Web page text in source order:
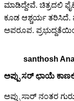
ಮಾಡಿದ್ದೇವೆ. ಚಿತ್ರದಲಿ
ಕೂಡ ಆಶ್ಚರ್ಯ
ಅಪರೂಪ.
santhosh
ಅಪ್ಪು ಸರ್ ಛಾಯೆ
ಅಪ್ಪು ಸಾರ್ ನಂತರ